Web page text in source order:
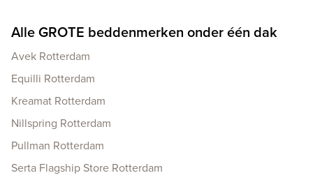
Alle GROTE beddenmerken onder één dak
Avek Rotterdam
Equilli Rotterdam
Kreamat Rotterdam
Nillspring Rotterdam
Pullman Rotterdam
Serta Flagship Store Rotterdam